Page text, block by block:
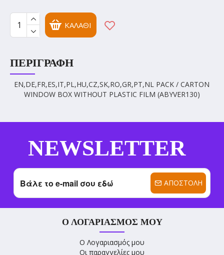
ΚΑΛΆΘΙ
ΠΕΡΙΓΡΑΦΉ
EN,DE,FR,ES,IT,PL,HU,CZ,SK,RO,GR,PT,NL PACK / CARTON
WINDOW BOX WITHOUT PLASTIC FILM (ABYVER130)
NEWSLETTER
ΑΠΟΣΤΟΛΉ
Ο ΛΟΓΑΡΙΑΣΜΌΣ ΜΟΥ
Ο Λογαριασμός μου
Οι παραγγελίες μου